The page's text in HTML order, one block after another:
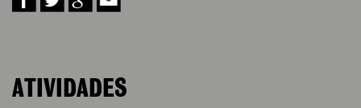
ATIVIDADES